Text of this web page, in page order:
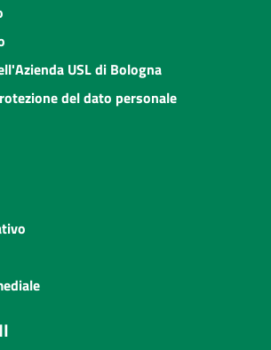
USL di Bologna
del dato personale